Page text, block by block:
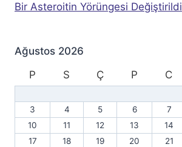
Bir Asteroitin Yörüngesi Değiştirildi
Ağustos 2026
P
S Ç P C
3
4 5 6 7
10
11 12 13 14
17
18 19 20 21